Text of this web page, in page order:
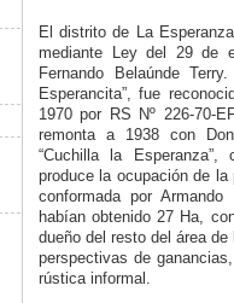
El distrito de La
mediante Ley del 29 de
Fernando Belaúnde
Esperancita”, fue
1970 por RS Nº 226-70-
remonta a 1938 con
“Cuchilla la
produce la ocupación de
conformada por
habían obtenido 27 Ha,
dueño del resto del área
perspectivas de
rústica informal.